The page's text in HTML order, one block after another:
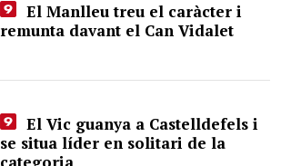
El Manlleu treu el caràcter i
remunta davant el Can Vidalet
El Vic guanya a Castelldefels i
se situa líder en solitari de la